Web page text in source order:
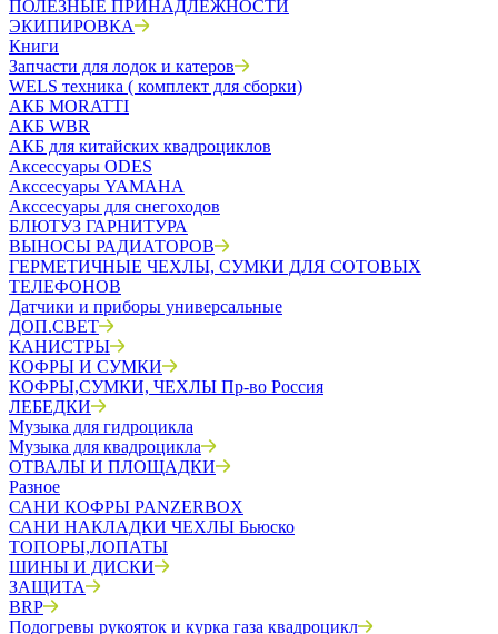
ПОЛЕЗНЫЕ ПРИНАДЛЕЖНОСТИ
ЭКИПИРОВКА
Книги
Запчасти для лодок и катеров
WELS техника ( комплект для сборки)
АКБ MORATTI
АКБ WBR
АКБ для китайских квадроциклов
Аксессуары ODES
Акссесуары YAMAHA
Акссесуары для снегоходов
БЛЮТУЗ ГАРНИТУРА
ВЫНОСЫ РАДИАТОРОВ
ГЕРМЕТИЧНЫЕ ЧЕХЛЫ, СУМКИ ДЛЯ СОТОВЫХ
ТЕЛЕФОНОВ
Датчики и приборы универсальные
ДОП.СВЕТ
КАНИСТРЫ
КОФРЫ И СУМКИ
КОФРЫ,СУМКИ, ЧЕХЛЫ Пр-во Россия
ЛЕБЕДКИ
Музыка для гидроцикла
Музыка для квадроцикла
ОТВАЛЫ И ПЛОЩАДКИ
Разное
САНИ КОФРЫ PANZERBOX
САНИ НАКЛАДКИ ЧЕХЛЫ Бьюско
ТОПОРЫ,ЛОПАТЫ
ШИНЫ И ДИСКИ
ЗАЩИТА
BRP
Подогревы рукояток и курка газа квадроцикл